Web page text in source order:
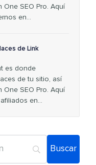
One SEO Pro. Aquí
en…
de Link
es donde
de tu sitio, así
One SEO Pro. Aquí
en…